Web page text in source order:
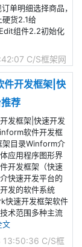
单明细选择商品，
货2.1给
组件2.2初始化
C/S框架网
开发框架|快
荐
发框架|快速开发
软件开发框
架目录Winform介
应用程序图形界
开发框架（快速
快速开发平台的
发的软件系统
快速开发框架软件
术范围多种主流
文
13:50:36 C/S框